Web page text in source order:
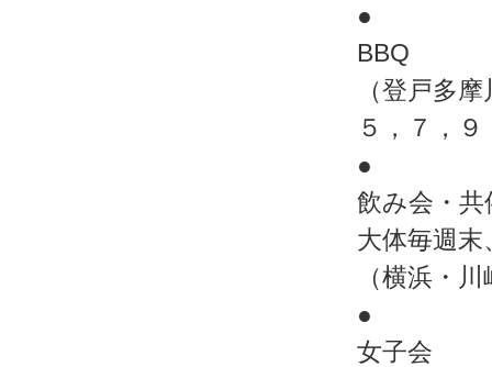
●
BBQ
（登戸多
５，７，
●
飲み会・
大体毎週
（横浜・
●
女子会